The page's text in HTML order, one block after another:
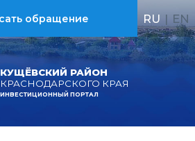
КУЩЁВСКИЙ РАЙОН
КРАСНОДАРСКОГО КРАЯ
ИНВЕСТИЦИОННЫЙ ПОРТАЛ
обращение RU | EN